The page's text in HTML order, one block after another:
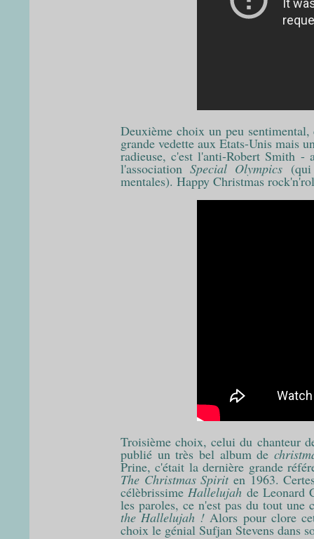
Deuxième choix un peu
grande vedette aux Etats-Unis mais
radieuse, c'est l'anti-Robert Smith -
l'associationSpecial Olympics
mentales). Happy Christmas
Troisième choix, celui du chanteur
publié un très bel album de
Prine, c'était la dernière grande
The Christmas Spiriten 1963.
célèbrissimeHallelujah de Leonard
les paroles, ce n'est pas du tout une
the Hallelujah !Alors pour clore
choix le génial Sufjan Stevens dans